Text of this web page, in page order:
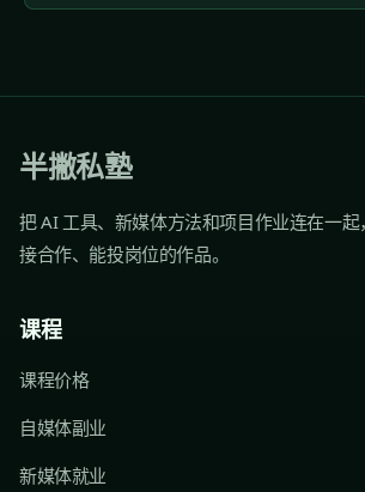
半撇私塾
把 AI 工具、新媒体方法和项目作业连在一
接合作、能投岗位的作品。
课程
课程价格
自媒体副业
新媒体就业